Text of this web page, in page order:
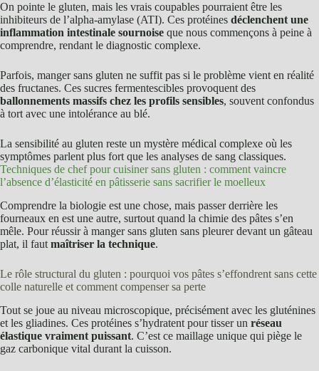
On pointe le gluten, mais les vrais coupables pourraient être les
inhibiteurs de l’alpha-amylase (ATI). Ces protéines déclenchent une
inflammation intestinale sournoise que nous commençons à peine à
comprendre, rendant le diagnostic complexe.
Parfois, manger sans gluten ne suffit pas si le problème vient en réalité
des fructanes. Ces sucres fermentescibles provoquent des
ballonnements massifs chez les profils sensibles, souvent confondus
à tort avec une intolérance au blé.
La sensibilité au gluten reste un mystère médical complexe où les
symptômes parlent plus fort que les analyses de sang classiques.
Techniques de chef pour cuisiner sans gluten : comment vaincre
l’absence d’élasticité en pâtisserie sans sacrifier le moelleux
Comprendre la biologie est une chose, mais passer derrière les
fourneaux en est une autre, surtout quand la chimie des pâtes s’en
mêle. Pour réussir à manger sans gluten sans pleurer devant un gâteau
plat, il faut maîtriser la technique.
Le rôle structural du gluten : pourquoi vos pâtes s’effondrent sans cette
colle naturelle et comment compenser sa perte
Tout se joue au niveau microscopique, précisément avec les gluténines
et les gliadines. Ces protéines s’hydratent pour tisser un réseau
élastique vraiment puissant. C’est ce maillage unique qui piège le
gaz carbonique vital durant la cuisson.